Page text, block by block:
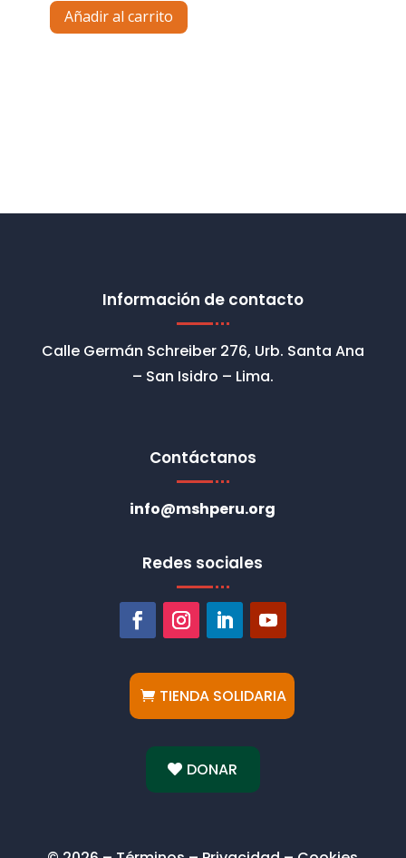
original
Añadir al carrito
Información de contacto
Calle Germán Schreiber 276, Urb. Santa Ana
– San Isidro – Lima.
Contáctanos
info@mshperu.org
Redes sociales
TIENDA SOLIDARIA
DONAR